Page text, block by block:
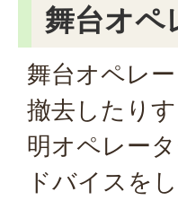
舞台オペ
舞台オペレ
撤去したり
明オペレー
ドバイスを